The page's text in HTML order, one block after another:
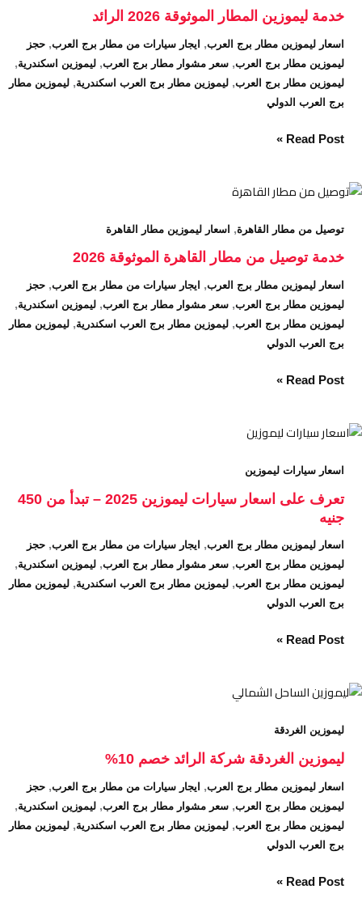
خدمة ليموزين المطار الموثوقة 2026 الرائد
اسعار ليموزين مطار برج العرب, ايجار سيارات من مطار برج العرب, حجز
ليموزين مطار برج العرب, سعر مشوار مطار برج العرب, ليموزين اسكندرية,
ليموزين مطار برج العرب, ليموزين مطار برج العرب اسكندرية, ليموزين مطار
برج العرب الدولي
الموثوقة
الرائد
Read Post »
توصيل من مطار القاهرة, اسعار ليموزين مطار القاهرة
خدمة توصيل من مطار القاهرة الموثوقة 2026
اسعار ليموزين مطار برج العرب, ايجار سيارات من مطار برج العرب, حجز
ليموزين مطار برج العرب, سعر مشوار مطار برج العرب, ليموزين اسكندرية,
ليموزين مطار برج العرب, ليموزين مطار برج العرب اسكندرية, ليموزين مطار
برج العرب الدولي
خدمة
من
الموثوقة
2026
Read Post »
اسعار سيارات ليموزين
تعرف على اسعار سيارات ليموزين 2025 – تبدأ من 450
جنيه
اسعار ليموزين مطار برج العرب, ايجار سيارات من مطار برج العرب, حجز
ليموزين مطار برج العرب, سعر مشوار مطار برج العرب, ليموزين اسكندرية,
ليموزين مطار برج العرب, ليموزين مطار برج العرب اسكندرية, ليموزين مطار
برج العرب الدولي
تعرف
اسعار
ليموزين
2025
–
تبدأ
من
450
Read Post »
ليموزين الغردقة
ليموزين الغردقة شركة الرائد خصم 10%
اسعار ليموزين مطار برج العرب, ايجار سيارات من مطار برج العرب, حجز
ليموزين مطار برج العرب, سعر مشوار مطار برج العرب, ليموزين اسكندرية,
ليموزين مطار برج العرب, ليموزين مطار برج العرب اسكندرية, ليموزين مطار
برج العرب الدولي
ليموزين
شركة
الرائد
خصم
10%
Read Post »